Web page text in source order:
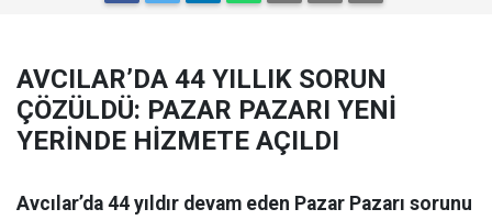
AVCILAR’DA 44 YILLIK SORUN
ÇÖZÜLDÜ: PAZAR PAZARI YENİ
YERİNDE HİZMETE AÇILDI
Avcılar’da 44 yıldır devam eden Pazar Pazarı sorunu